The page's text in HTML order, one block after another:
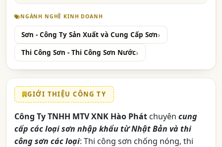
NGÀNH NGHỀ KINH DOANH
Sơn - Công Ty Sản Xuất và Cung Cấp Sơn
Thi Công Sơn - Thi Công Sơn Nước
GIỚI THIỆU CÔNG TY
Công Ty TNHH MTV XNK Hào Phát chuyên cung
cấp các loại sơn nhập khẩu từ Nhật Bản và thi
công sơn các loại: Thi công sơn chống nóng, thi